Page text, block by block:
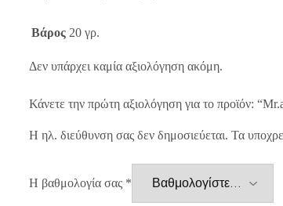
Βάρος 20 γρ.
Δεν υπάρχει καμία αξιολόγηση ακόμη.
Κάνετε την πρώτη αξιολόγηση για το προϊόν:
Η ηλ. διεύθυνση σας δεν δημοσιεύεται. Τα
Η βαθμολογία σας *